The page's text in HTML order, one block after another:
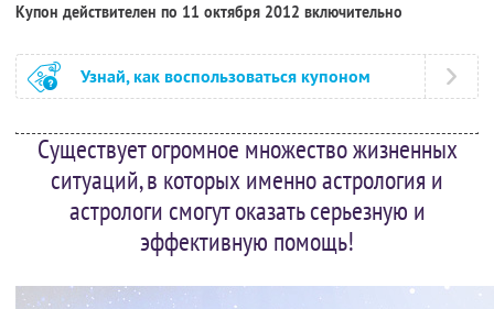
Купон действителен по 11 октября 2012 включительно
Узнай, как воспользоваться купоном
Существует огромное множество жизненных
ситуаций, в которых именно астрология и
астрологи смогут оказать серьезную и
эффективную помощь!